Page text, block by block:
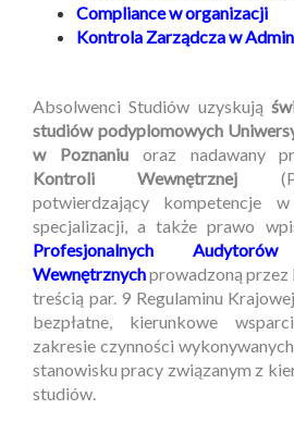
Compliance w organizacji
Kontrola Zarządcza w
Absolwenci Studiów uzyskują
studiów podyplomowych
w Poznaniuoraz nadawany
Kontroli Wewnętrznej
potwierdzający kompetencje
specjalizacji, a także prawo
Profesjonalnych
Wewnętrznychprowadzoną przez
treścią par. 9 Regulaminu
bezpłatne, kierunkowe
zakresie czynności
stanowisku pracy związanym z
studiów.